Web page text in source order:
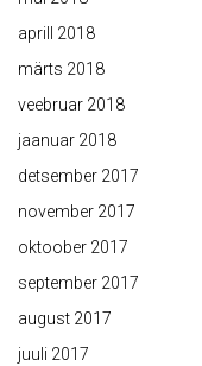
aprill 2018
märts 2018
veebruar 2018
jaanuar 2018
detsember 2017
november 2017
oktoober 2017
september 2017
august 2017
juuli 2017